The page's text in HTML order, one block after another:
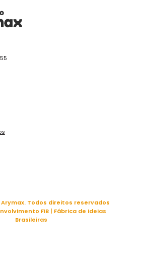
Arymax. Todos direitos reservados
FIB | Fábrica de Ideias
Brasileiras